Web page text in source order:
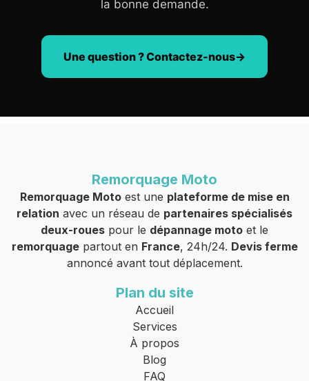
la bonne demande.
Une question ? Contactez-nous
Remorquage Moto
Remorquage Motoest une plateforme de mise en
relation avec un réseau de partenaires spécialisés
deux-roues pour le dépannage moto et le
remorquagepartout en France, 24h/24. Devis ferme
annoncé avant tout déplacement.
Plan du site
Accueil
Services
À propos
Blog
FAQ